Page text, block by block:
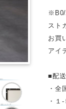
※B0/
スト
お買
アイ
■配
・全
・１